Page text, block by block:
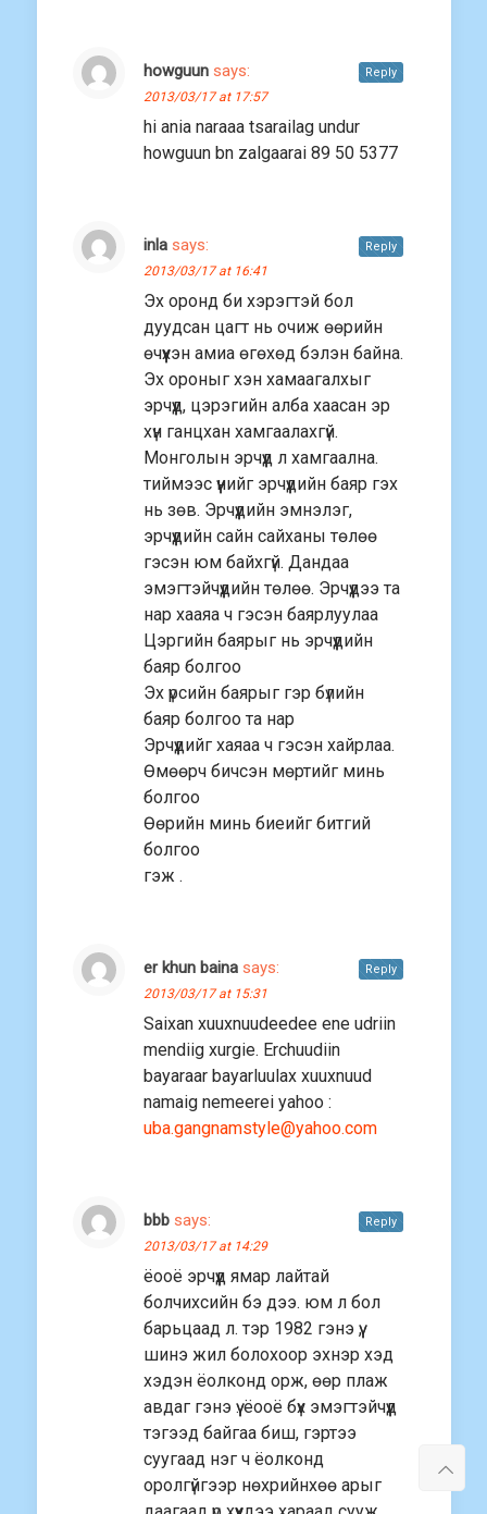
howguun says:
2013/03/17 at 17:57
hi ania naraaa tsarailag undur
howguun bn zalgaarai 89 50 5377
Reply
inla says:
2013/03/17 at 16:41
Эх оронд би хэрэгтэй бол
дуудсан цагт нь очиж өөрийн
өчүүхэн амиа өгөхөд бэлэн байна.
Эх ороныг хэн хамаагалхыг
эрчүүд, цэрэгийн алба хаасан эр
хүн ганцхан хамгаалахгүй.
Монголын эрчүүд л хамгаална.
тиймээс үүнийг эрчүүдийн баяр гэх
нь зөв. Эрчүүдийн эмнэлэг,
эрчүүдийн сайн сайханы төлөө
гэсэн юм байхгүй. Дандаа
эмэгтэйчүүдийн төлөө. Эрчүүдээ та
нар хааяа ч гэсэн баярлуулаа
Цэргийн баярыг нь эрчүүдийн
баяр болгоо
Эх үрсийн баярыг гэр бүлийн
баяр болгоо та нар
Эрчүүдийг хаяаа ч гэсэн хайрлаа.
Өмөөрч бичсэн мөртийг минь
болгоо
Өөрийн минь биеийг битгий
болгоо
гэж .
Reply
er khun baina says:
2013/03/17 at 15:31
Saixan xuuxnuudeedee ene udriin
mendiig xurgie. Erchuudiin
bayaraar bayarluulax xuuxnuud
namaig nemeerei yahoo :
uba.gangnamstyle@yahoo.com
Reply
bbb says:
2013/03/17 at 14:29
ёооё эрчүүд ямар лайтай
болчихсийн бэ дээ. юм л бол
барьцаад л. тэр 1982 гэнэ үү,
шинэ жил болохоор эхнэр хэд
хэдэн ёолконд орж, өөр плаж
авдаг гэнэ үү. ёооё бүх эмэгтэйчүүд
тэгээд байгаа биш, гэртээ
суугаад нэг ч ёолконд
оролгүйгээр нөхрийнхөө арыг
Reply